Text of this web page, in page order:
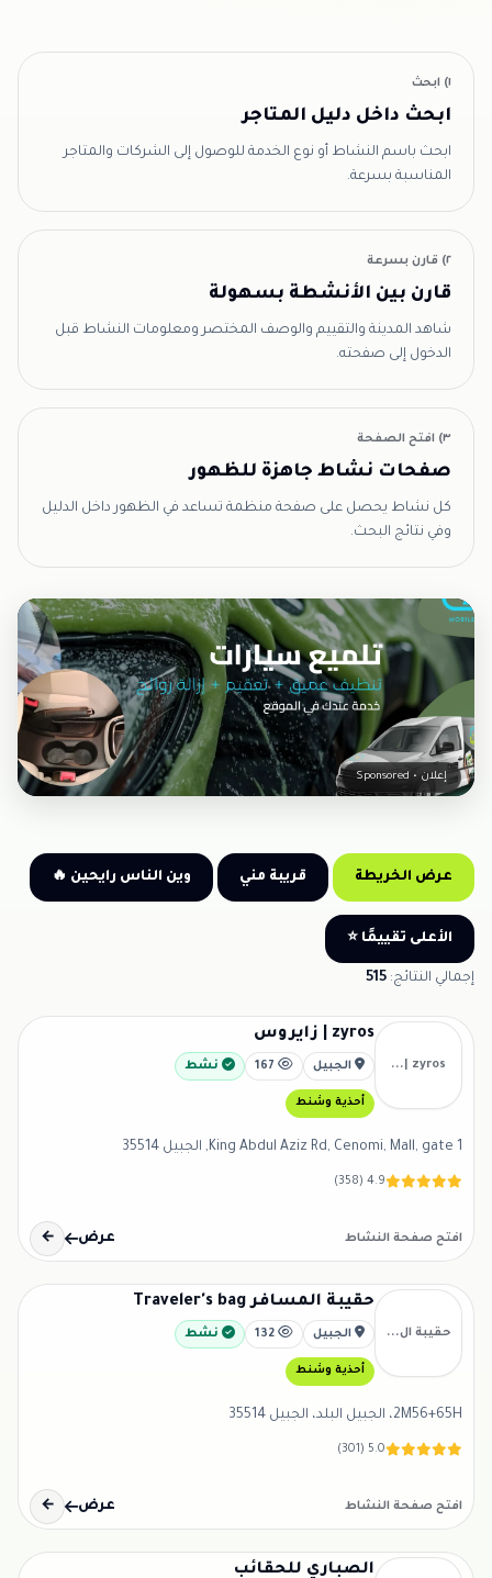
١) ابحث
ابحث داخل دليل المتاجر
ابحث باسم النشاط أو نوع الخدمة للوصول إلى الشركات والمتاجر
المناسبة بسرعة.
٢) قارن بسرعة
قارن بين الأنشطة بسهولة
شاهد المدينة والتقييم والوصف المختصر ومعلومات النشاط قبل
الدخول إلى صفحته.
٣) افتح الصفحة
صفحات نشاط جاهزة للظهور
كل نشاط يحصل على صفحة منظمة تساعد في الظهور داخل الدليل
وفي نتائج البحث.
إعلان • Sponsored
عرض الخريطة قريبة مني وين الناس رايحين 🔥
الأعلى تقييمًا ⭐
إجمالي النتائج: 515
zyros |...
zyros | زايروس
الجبيل نشط
أحذية وشنط
King Abdul Aziz Rd, Cenomi, Mall, gate 1, الجبيل 35514
4.9 (358)
افتح صفحة النشاط عرض ←
حقيبة ال...
حقيبة المسافر Traveler's bag
الجبيل نشط
أحذية وشنط
2M56+65H، الجبيل البلد، الجبيل 35514
5.0 (301)
افتح صفحة النشاط عرض ←
الصباري للحقائب